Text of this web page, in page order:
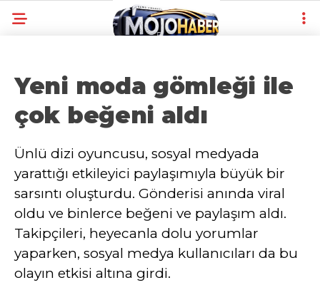
Yeni moda gömleği ile
çok beğeni aldı
Ünlü dizi oyuncusu, sosyal medyada
yarattığı etkileyici paylaşımıyla büyük bir
sarsıntı oluşturdu. Gönderisi anında viral
oldu ve binlerce beğeni ve paylaşım aldı.
Takipçileri, heyecanla dolu yorumlar
yaparken, sosyal medya kullanıcıları da bu
olayın etkisi altına girdi.